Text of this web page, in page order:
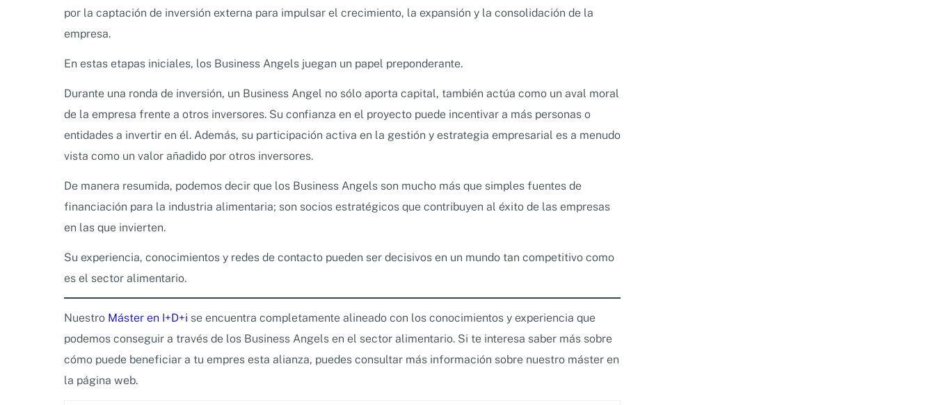
por la captación de inversión externa para impulsar el crecimiento, la expansión y la consolidación de la
empresa.
En estas etapas iniciales, los Business Angels juegan un papel preponderante.
Durante una ronda de inversión, un Business Angel no sólo aporta capital, también actúa como un aval moral
de la empresa frente a otros inversores. Su confianza en el proyecto puede incentivar a más personas o
entidades a invertir en él. Además, su participación activa en la gestión y estrategia empresarial es a menudo
vista como un valor añadido por otros inversores.
De manera resumida, podemos decir que los Business Angels son mucho más que simples fuentes de
financiación para la industria alimentaria; son socios estratégicos que contribuyen al éxito de las empresas
en las que invierten.
Su experiencia, conocimientos y redes de contacto pueden ser decisivos en un mundo tan competitivo como
es el sector alimentario.
Nuestro Máster en I+D+i se encuentra completamente alineado con los conocimientos y experiencia que
podemos conseguir a través de los Business Angels en el sector alimentario. Si te interesa saber más sobre
cómo puede beneficiar a tu empres esta alianza, puedes consultar más información sobre nuestro máster en
la página web.